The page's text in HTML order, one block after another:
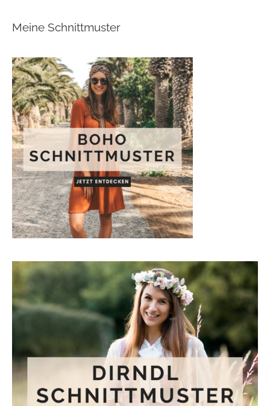
Meine Schnittmuster